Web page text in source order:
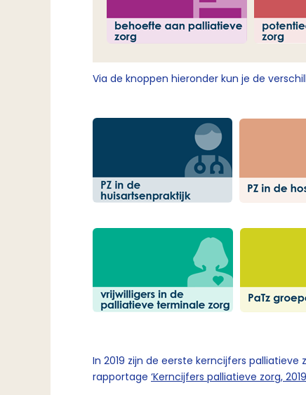
Via de knoppen hieronder kun je de
In 2019 zijn de eerste kerncijfers
rapportage ‘Kerncijfers palliatieve zorg, 2019